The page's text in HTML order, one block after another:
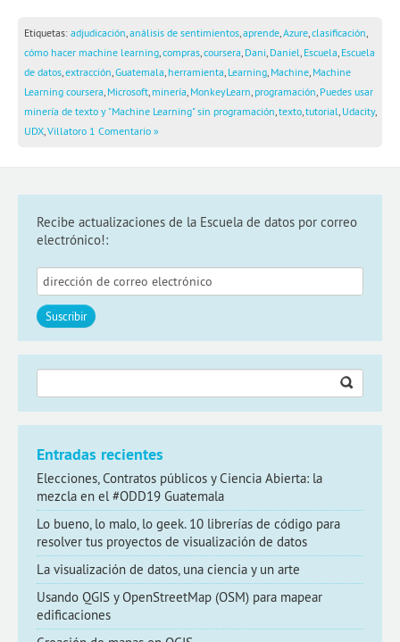
Etiquetas: adjudicación análisis de sentimientos aprende Azure clasificación
cómo hacer machine learning compras coursera Dani Daniel Escuela Escuela
de datos extracción Guatemala herramienta Learning Machine Machine
Learning coursera Microsoft minería MonkeyLearn programación Puedes usar
minería de texto y "Machine Learning" sin programación texto tutorial Udacity,
UDX Villatoro 1 Comentario »
Recibe actualizaciones de la Escuela de datos por correo
electrónico!:
Entradas recientes
Elecciones, Contratos públicos y Ciencia Abierta: la
mezcla en el #ODD19 Guatemala
Lo bueno, lo malo, lo geek. 10 librerías de código para
resolver tus proyectos de visualización de datos
La visualización de datos, una ciencia y un arte
Usando QGIS y OpenStreetMap (OSM) para mapear
edificaciones